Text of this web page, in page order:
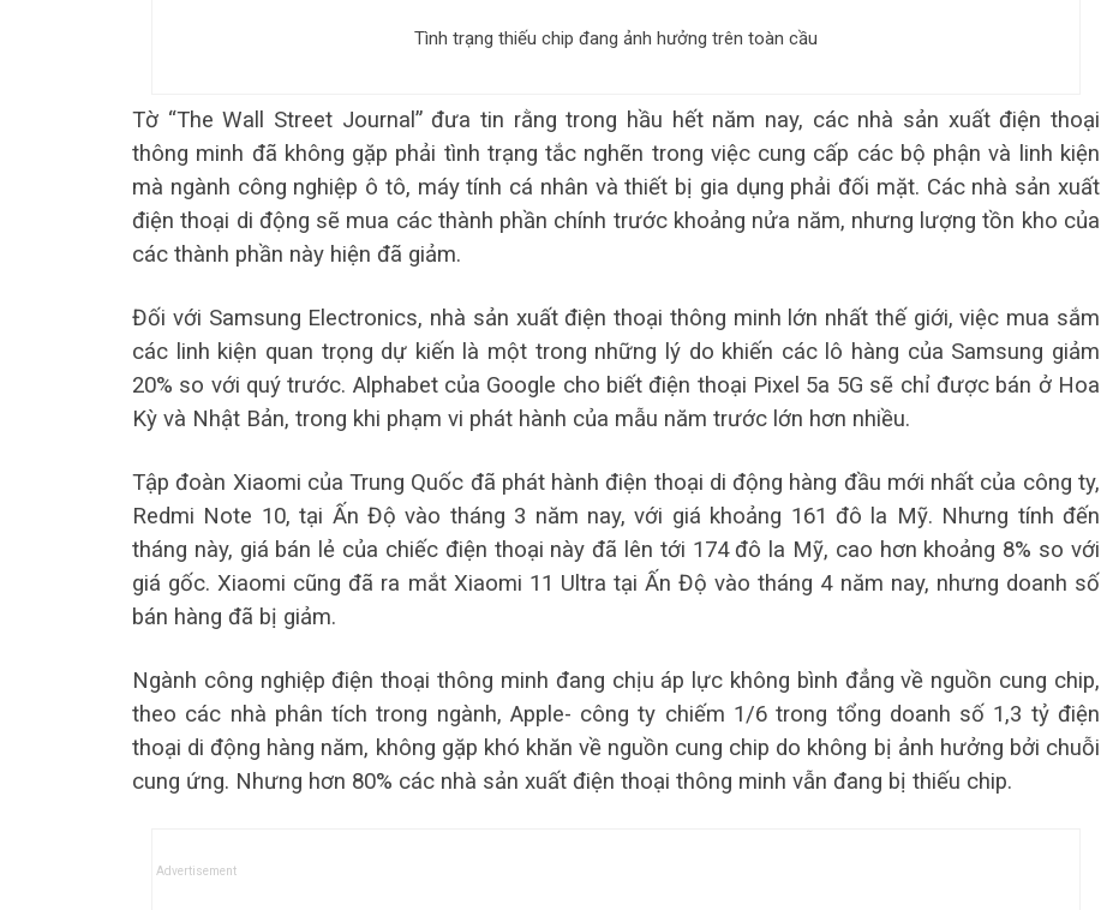
Tình trạng thiếu chip đang ảnh hưởng trên toàn cầu
Tờ “The Wall Street Journal” đưa tin rằng trong hầu hết năm nay, các nhà sản xuất điện thoại
thông minh đã không gặp phải tình trạng tắc nghẽn trong việc cung cấp các bộ phận và linh kiện
mà ngành công nghiệp ô tô, máy tính cá nhân và thiết bị gia dụng phải đối mặt. Các nhà sản xuất
điện thoại di động sẽ mua các thành phần chính trước khoảng nửa năm, nhưng lượng tồn kho của
các thành phần này hiện đã giảm.
Đối với Samsung Electronics, nhà sản xuất điện thoại thông minh lớn nhất thế giới, việc mua sắm
các linh kiện quan trọng dự kiến ​​là một trong những lý do khiến các lô hàng của Samsung giảm
20% so với quý trước. Alphabet của Google cho biết điện thoại Pixel 5a 5G sẽ chỉ được bán ở Hoa
Kỳ và Nhật Bản, trong khi phạm vi phát hành của mẫu năm trước lớn hơn nhiều.
Tập đoàn Xiaomi của Trung Quốc đã phát hành điện thoại di động hàng đầu mới nhất của công ty,
Redmi Note 10, tại Ấn Độ vào tháng 3 năm nay, với giá khoảng 161 đô la Mỹ. Nhưng tính đến
tháng này, giá bán lẻ của chiếc điện thoại này đã lên tới 174 đô la Mỹ, cao hơn khoảng 8% so với
giá gốc. Xiaomi cũng đã ra mắt Xiaomi 11 Ultra tại Ấn Độ vào tháng 4 năm nay, nhưng doanh số
bán hàng đã bị giảm.
Ngành công nghiệp điện thoại thông minh đang chịu áp lực không bình đẳng về nguồn cung chip,
theo các nhà phân tích trong ngành, Apple- công ty chiếm 1/6 trong tổng doanh số 1,3 tỷ điện
thoại di động hàng năm, không gặp khó khăn về nguồn cung chip do không bị ảnh hưởng bởi chuỗi
cung ứng. Nhưng hơn 80% các nhà sản xuất điện thoại thông minh vẫn đang bị thiếu chip.
Advertisement